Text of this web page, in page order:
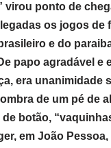
virou ponto de
os jogos de
e do
papo agradável e
era unanimidade
de um pé de
botão,
em João